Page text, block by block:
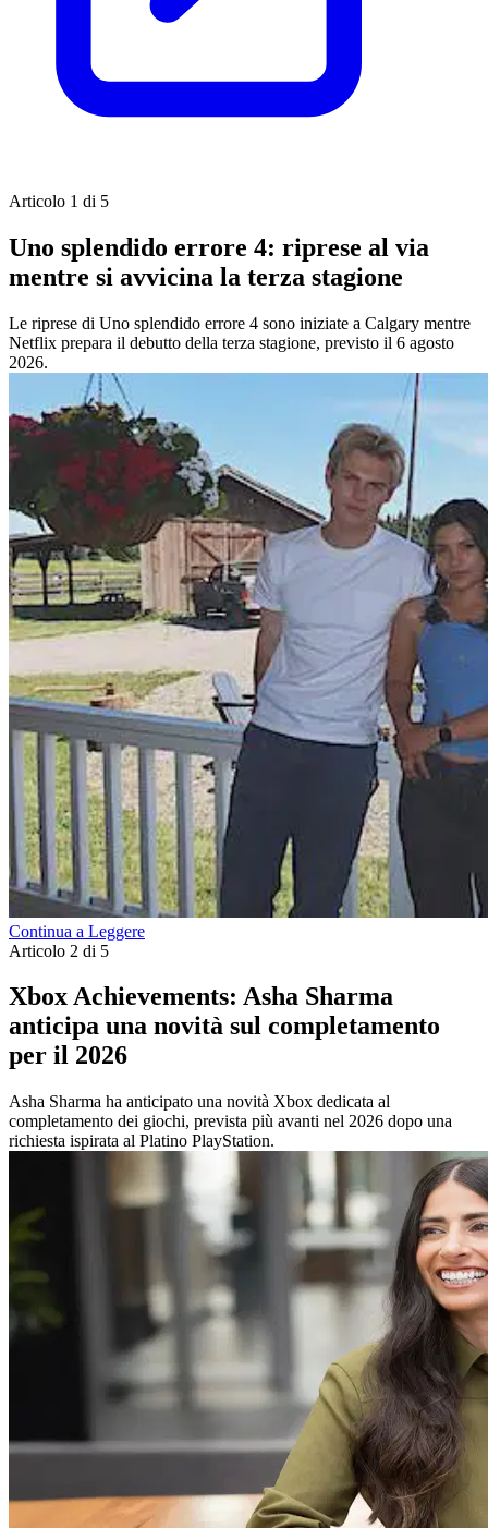
Articolo 1 di 5
Uno splendido errore 4: riprese al via
mentre si avvicina la terza stagione
Le riprese di Uno splendido errore 4 sono iniziate a Calgary mentre
Netflix prepara il debutto della terza stagione, previsto il 6 agosto
2026.
Continua a Leggere
Articolo 2 di 5
Xbox Achievements: Asha Sharma
anticipa una novità sul completamento
per il 2026
Asha Sharma ha anticipato una novità Xbox dedicata al
completamento dei giochi, prevista più avanti nel 2026 dopo una
richiesta ispirata al Platino PlayStation.